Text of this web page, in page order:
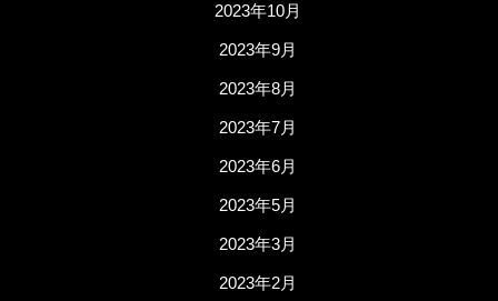
2023年10月
2023年9月
2023年8月
2023年7月
2023年6月
2023年5月
2023年3月
2023年2月